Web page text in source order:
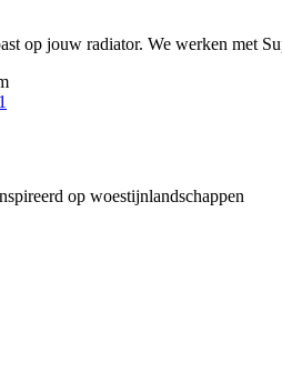
op jouw radiator. We werken met
op woestijnlandschappen